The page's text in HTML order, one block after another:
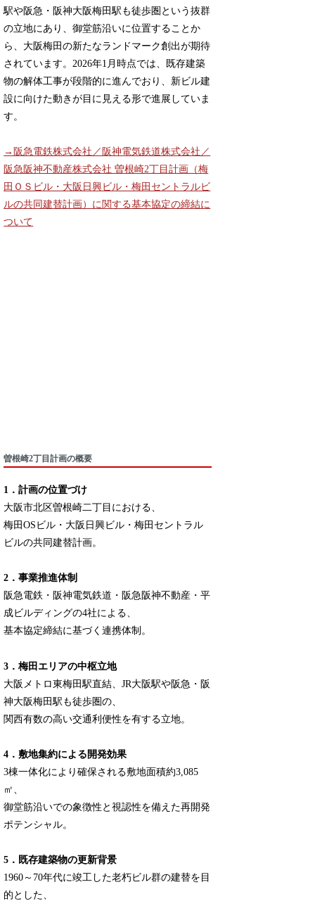
駅や阪急・阪神大阪梅田駅も徒歩圏という抜群
の立地にあり、御堂筋沿いに位置することか
ら、大阪梅田の新たなランドマーク創出が期待
されています。2026年1月時点では、既存建築
物の解体工事が段階的に進んでおり、新ビル建
設に向けた動きが目に見える形で進展していま
す。
→阪急電鉄株式会社／阪神電気鉄道株式会社／
阪急阪神不動産株式会社 曽根崎2丁目計画（梅
田ＯＳビル・大阪日興ビル・梅田セントラルビ
ルの共同建替計画）に関する基本協定の締結に
ついて
曽根崎2丁目計画の概要
1．計画の位置づけ
大阪市北区曽根崎二丁目における、
梅田OSビル・大阪日興ビル・梅田セントラル
ビルの共同建替計画。
2．事業推進体制
阪急電鉄・阪神電気鉄道・阪急阪神不動産・平
成ビルディングの4社による、
基本協定締結に基づく連携体制。
3．梅田エリアの中枢立地
大阪メトロ東梅田駅直結、JR大阪駅や阪急・阪
神大阪梅田駅も徒歩圏の、
関西有数の高い交通利便性を有する立地。
4．敷地集約による開発効果
3棟一体化により確保される敷地面積約3,085
㎡、
御堂筋沿いでの象徴性と視認性を備えた再開発
ポテンシャル。
5．既存建築物の更新背景
1960～70年代に竣工した老朽ビル群の建替を目
的とした、